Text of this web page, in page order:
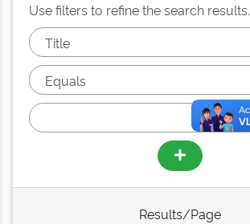
Use filters to refine the search results.
Results/Page